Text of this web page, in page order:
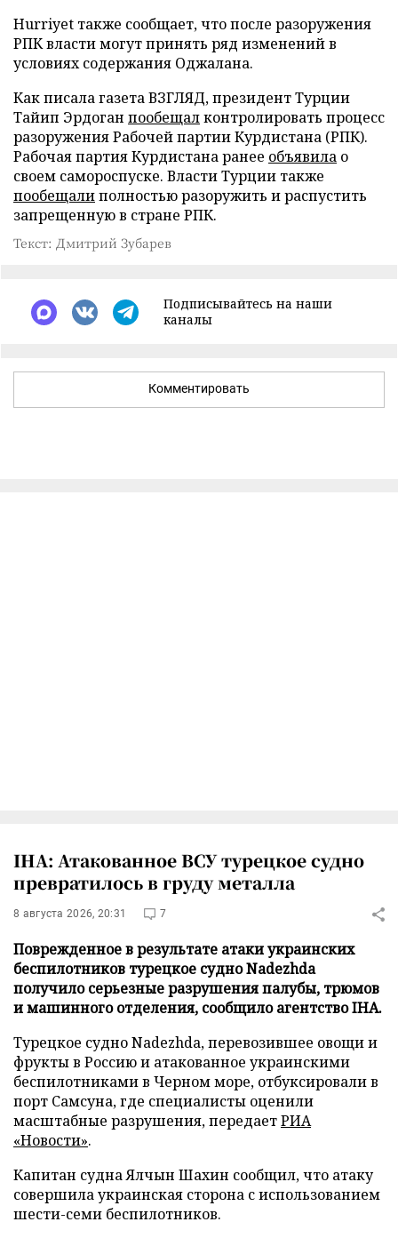
Hurriyet также сообщает, что после разоружения
РПК власти могут принять ряд изменений в
условиях содержания Оджалана.
Как писала газета ВЗГЛЯД, президент Турции
Тайип Эрдоган пообещалконтролировать процесс
разоружения Рабочей партии Курдистана (РПК).
Рабочая партия Курдистана ранее объявила о
своем самороспуске. Власти Турции также
пообещалиполностью разоружить и распустить
запрещенную в стране РПК.
Текст: Дмитрий Зубарев
Подписывайтесь на наши
каналы
Комментировать
IHA: Атакованное ВСУ турецкое судно
превратилось в груду металла
8 августа 2026, 20:31 7
Поврежденное в результате атаки украинских
беспилотников турецкое судно Nadezhda
получило серьезные разрушения палубы, трюмов
и машинного отделения, сообщило агентство IHA.
Турецкое судно Nadezhda, перевозившее овощи и
фрукты в Россию и атакованное украинскими
беспилотниками в Черном море, отбуксировали в
порт Самсуна, где специалисты оценили
масштабные разрушения, передаетРИА
«Новости».
Капитан судна Ялчын Шахин сообщил, что атаку
совершила украинская сторона с использованием
шести-семи беспилотников.